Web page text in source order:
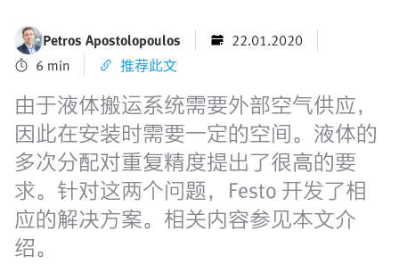
Petros Apostolopoulos
22.01.2020
6 min
推荐此文
由于液体搬运系统需要外部空气供应，
因此在安装时需要一定的空间。液体的
多次分配对重复精度提出了很高的要
求。针对这两个问题，Festo 开发了相
应的解决方案。相关内容参见本文介
绍。